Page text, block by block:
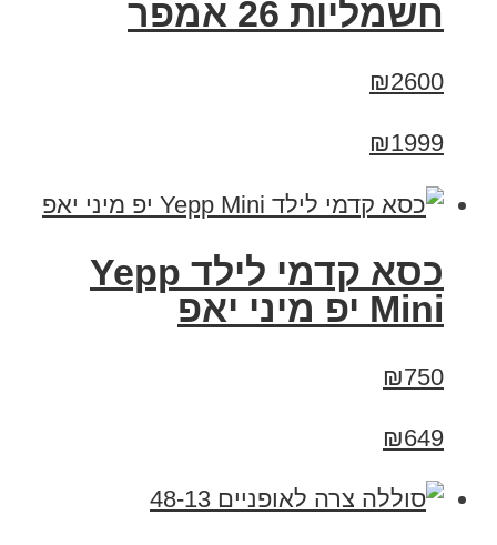
חשמליות 26 אמפר
₪2600
₪1999
כסא קדמי לילד Yepp
Mini יפ מיני יאפ
₪750
₪649